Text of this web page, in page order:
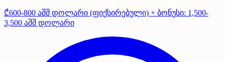
₾600-800 აშშ დოლარი (ფიქსირებული) + ბონუსი: 1,500-
3,500 აშშ დოლარი